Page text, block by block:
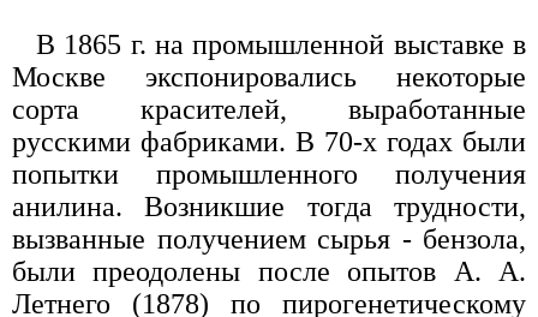
В 1865 г. на промышленной выставке в
Москве экспонировались некоторые
сорта красителей, выработанные
русскими фабриками. В 70-х годах были
попытки промышленного получения
анилина. Возникшие тогда трудности,
вызванные получением сырья - бензола,
были преодолены после опытов А. А.
Летнего (1878) по пирогенетическому